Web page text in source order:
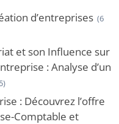
d’entreprises (6
et son Influence sur
: Analyse d’un
: Découvrez l’offre
Comptable et